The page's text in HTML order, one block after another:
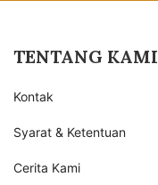
TENTANG KAMI
Kontak
Syarat & Ketentuan
Cerita Kami